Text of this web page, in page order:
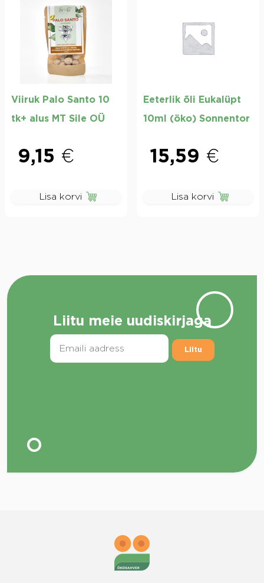
Viiruk Palo Santo 10
tk+ alus MT Sile OÜ
9,15 €
Lisa korvi
Eeterlik õli Eukalüpt
10ml (öko) Sonnentor
15,59 €
Lisa korvi
Liitu meie uudiskirjaga
Liitu